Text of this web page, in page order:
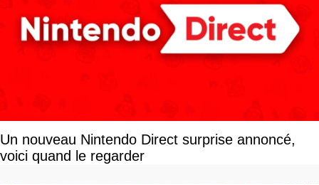
Un nouveau Nintendo Direct surprise annoncé,
voici quand le regarder